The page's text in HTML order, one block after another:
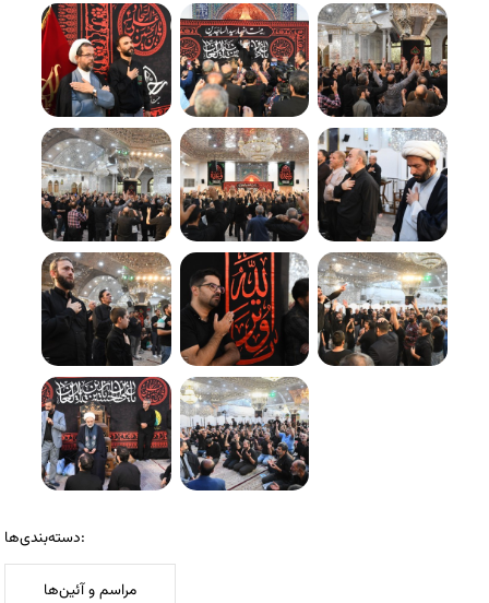
دسته‌بندی‌ها:
مراسم و آئین‌ها